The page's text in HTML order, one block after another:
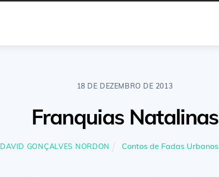
18 DE DEZEMBRO DE 2013
Franquias Natalinas
DAVID GONÇALVES NORDON Contos de Fadas Urbanos